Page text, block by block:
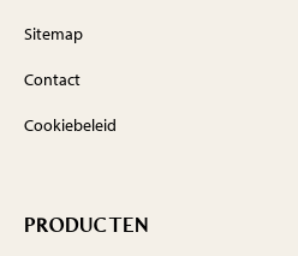
Sitemap
Contact
Cookiebeleid
PRODUCTEN